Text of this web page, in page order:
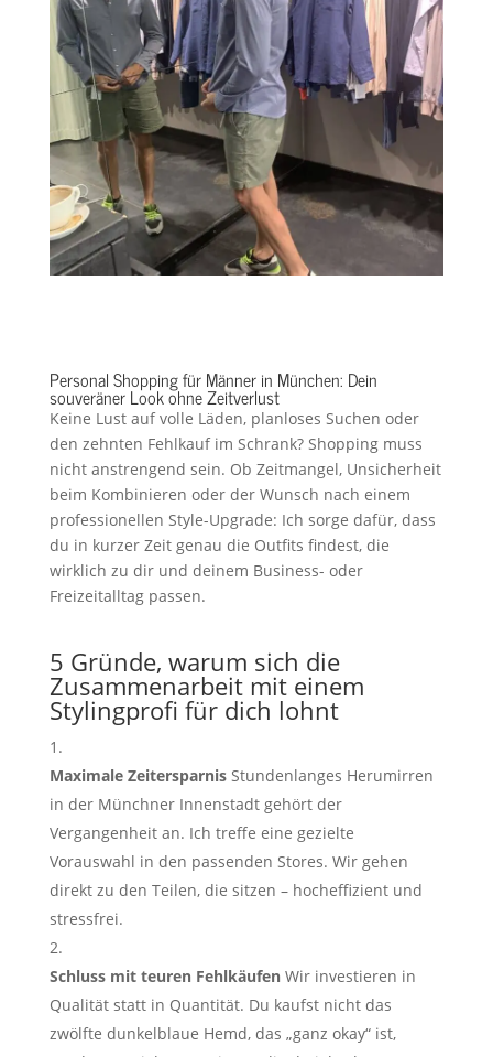
Personal Shopping für Männer in München: Dein
souveräner Look ohne Zeitverlust
Keine Lust auf volle Läden, planloses Suchen oder
den zehnten Fehlkauf im Schrank? Shopping muss
nicht anstrengend sein. Ob Zeitmangel, Unsicherheit
beim Kombinieren oder der Wunsch nach einem
professionellen Style-Upgrade: Ich sorge dafür, dass
du in kurzer Zeit genau die Outfits findest, die
wirklich zu dir und deinem Business- oder
Freizeitalltag passen.
5 Gründe, warum sich die
Zusammenarbeit mit einem
Stylingprofi für dich lohnt
Maximale ZeitersparnisStundenlanges Herumirren
in der Münchner Innenstadt gehört der
Vergangenheit an. Ich treffe eine gezielte
Vorauswahl in den passenden Stores. Wir gehen
direkt zu den Teilen, die sitzen – hocheffizient und
stressfrei.
Schluss mit teuren FehlkäufenWir investieren in
Qualität statt in Quantität. Du kaufst nicht das
zwölfte dunkelblaue Hemd, das „ganz okay“ ist,